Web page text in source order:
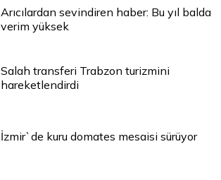
Arıcılardan sevindiren haber: Bu yıl balda
verim yüksek
Salah transferi Trabzon turizmini
hareketlendirdi
İzmir`de kuru domates mesaisi sürüyor